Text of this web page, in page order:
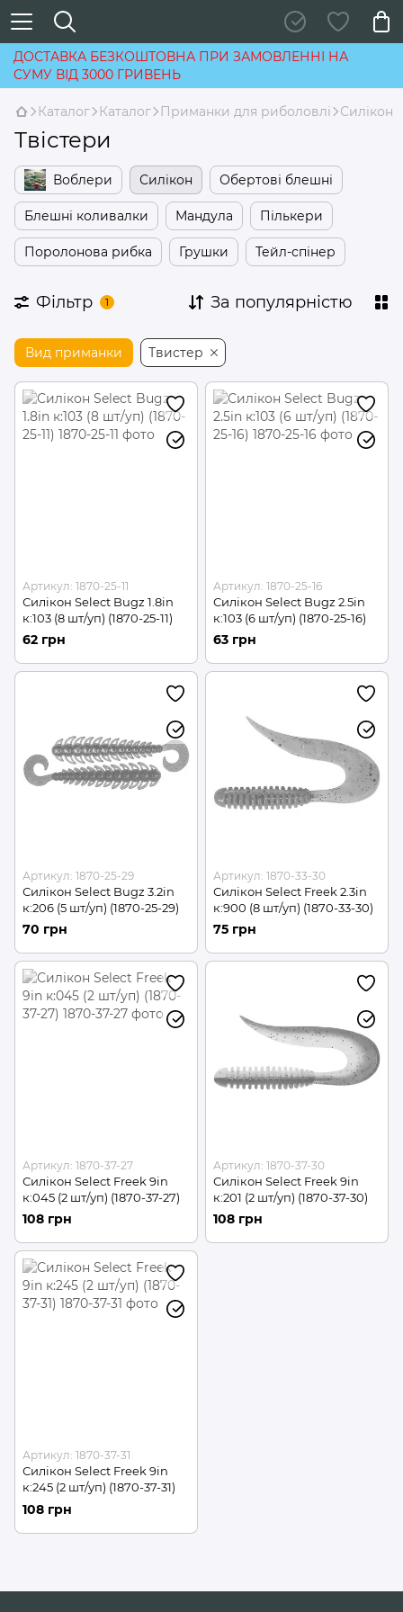
ДОСТАВКА БЕЗКОШТОВНА ПРИ ЗАМОВЛЕННІ НА
СУМУ ВІД 3000 ГРИВЕНЬ
Каталог Каталог Приманки для риболовлі Силікон
Твістери
Воблери Силікон Обертові блешні
Блешні коливалки Мандула Пількери
Поролонова рибка Грушки Тейл-спінер
Фільтр 1 За популярністю
Вид приманки Твистер
Артикул: 1870-25-11
Силікон Select Bugz 1.8in
к:103 (8 шт/уп) (1870-25-11)
62 грн
Артикул: 1870-25-16
Силікон Select Bugz 2.5in
к:103 (6 шт/уп) (1870-25-16)
63 грн
Артикул: 1870-25-29
Силікон Select Bugz 3.2in
к:206 (5 шт/уп) (1870-25-29)
70 грн
Артикул: 1870-33-30
Силікон Select Freek 2.3in
к:900 (8 шт/уп) (1870-33-30)
75 грн
Артикул: 1870-37-27
Силікон Select Freek 9in
к:045 (2 шт/уп) (1870-37-27)
108 грн
Артикул: 1870-37-30
Силікон Select Freek 9in
к:201 (2 шт/уп) (1870-37-30)
108 грн
Артикул: 1870-37-31
Силікон Select Freek 9in
к:245 (2 шт/уп) (1870-37-31)
108 грн